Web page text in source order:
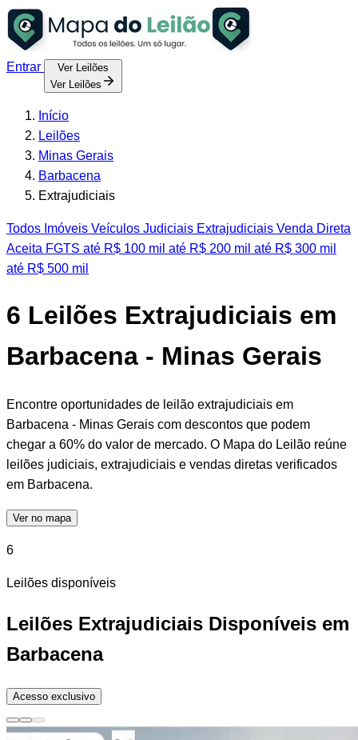
Entrar
Ver Leilões
Ver Leilões
Início
Leilões
Minas Gerais
Barbacena
Extrajudiciais
Todos Imóveis Veículos Judiciais Extrajudiciais Venda Direta
Aceita FGTS até R$ 100 mil até R$ 200 mil até R$ 300 mil
até R$ 500 mil
6 Leilões Extrajudiciais em
Barbacena - Minas Gerais
Encontre oportunidades de leilão extrajudiciais em
Barbacena - Minas Gerais com descontos que podem
chegar a 60% do valor de mercado. O Mapa do Leilão reúne
leilões judiciais, extrajudiciais e vendas diretas verificados
em Barbacena.
Ver no mapa
6
Leilões disponíveis
Leilões Extrajudiciais Disponíveis em
Barbacena
Acesso exclusivo